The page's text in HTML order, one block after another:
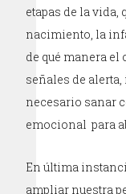
etapas de la vida,
nacimiento, la
de qué manera el
señales de
necesario sanar
emocional para
En última
ampliar nuestra